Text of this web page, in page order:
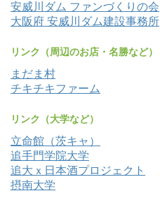
安威川ダム ファンづくりの会
大阪府 安威川ダム建設事務所
リンク（周辺のお店・名勝など）
まだま村
チキチキファーム
リンク（大学など）
立命館（茨キャ）
追手門学院大学
追大ｘ日本酒プロジェクト
摂南大学